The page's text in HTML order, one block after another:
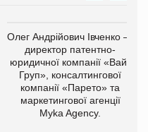
Олег Андрійович Івченко —
директор патентно-
юридичної компанії «Вайз
Груп», консалтингової
компанії «Парето» та
маркетингової агенції
Myka Agency.